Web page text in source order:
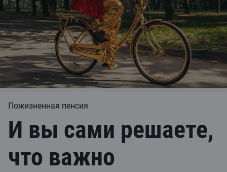
Пожизненная пенсия
И вы сами решаете,
что важно